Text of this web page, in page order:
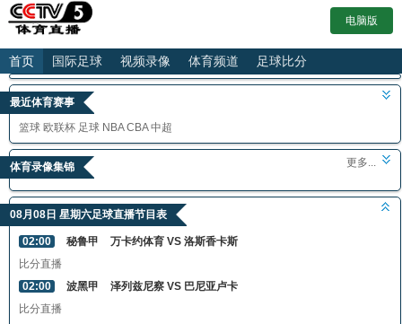
电脑版
首页 国际足球 视频录像 体育频道 足球比分
最近体育赛事
篮球 欧联杯 足球 NBA CBA 中超
体育录像集锦 更多...
08月08日 星期六足球直播节目表
02:00 秘鲁甲
万卡约体育 VS 洛斯香卡斯
比分直播
02:00
波黑甲
泽列兹尼察 VS 巴尼亚卢卡
比分直播